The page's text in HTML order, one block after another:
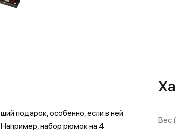
подарок, особенно, если в ней
набор рюмок на 4
Вес